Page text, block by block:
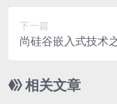
下一篇
尚硅谷嵌入式技术
相关文章